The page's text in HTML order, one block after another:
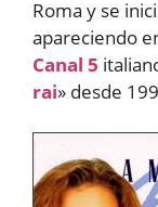
Roma y se
apareciendo
Canal 5
rai» desde